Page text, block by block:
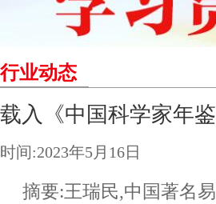
行业动态
载入《中国科学家年
时间:2023年5月16日
摘要:王瑞民,中国著名